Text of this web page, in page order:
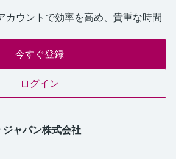
カウントで効率を高め、貴重な時間
今すぐ登録
ログイン
ャパン株式会社